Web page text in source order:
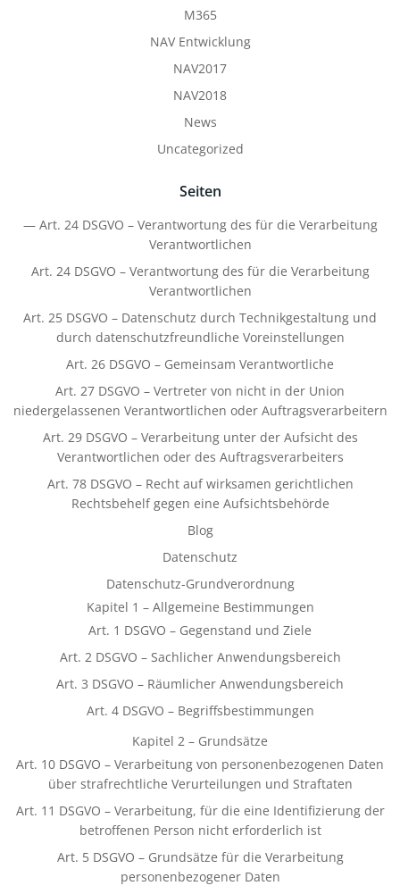
M365
NAV Entwicklung
NAV2017
NAV2018
News
Uncategorized
Seiten
— Art. 24 DSGVO – Verantwortung des für die Verarbeitung
Verantwortlichen
Art. 24 DSGVO – Verantwortung des für die Verarbeitung
Verantwortlichen
Art. 25 DSGVO – Datenschutz durch Technikgestaltung und
durch datenschutzfreundliche Voreinstellungen
Art. 26 DSGVO – Gemeinsam Verantwortliche
Art. 27 DSGVO – Vertreter von nicht in der Union
niedergelassenen Verantwortlichen oder Auftragsverarbeitern
Art. 29 DSGVO – Verarbeitung unter der Aufsicht des
Verantwortlichen oder des Auftragsverarbeiters
Art. 78 DSGVO – Recht auf wirksamen gerichtlichen
Rechtsbehelf gegen eine Aufsichtsbehörde
Blog
Datenschutz
Datenschutz-Grundverordnung
Kapitel 1 – Allgemeine Bestimmungen
Art. 1 DSGVO – Gegenstand und Ziele
Art. 2 DSGVO – Sachlicher Anwendungsbereich
Art. 3 DSGVO – Räumlicher Anwendungsbereich
Art. 4 DSGVO – Begriffsbestimmungen
Kapitel 2 – Grundsätze
Art. 10 DSGVO – Verarbeitung von personenbezogenen Daten
über strafrechtliche Verurteilungen und Straftaten
Art. 11 DSGVO – Verarbeitung, für die eine Identifizierung der
betroffenen Person nicht erforderlich ist
Art. 5 DSGVO – Grundsätze für die Verarbeitung
personenbezogener Daten